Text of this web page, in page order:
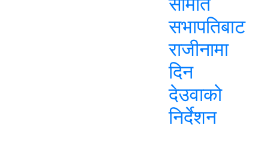
सभापतिबाट
राजीनामा
दिन
देउवाको
निर्देशन